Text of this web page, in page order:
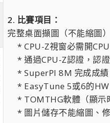
2. 比賽項目：
完整桌面擷圖（不能縮圖
* CPU-Z視窗必需開
* 通過CPU-Z認證，認
* SuperPI 8M 完成成績
* EasyTune 5或6的
* TOMTHG軟體（顯示
* 圖片儲存不能縮圖、